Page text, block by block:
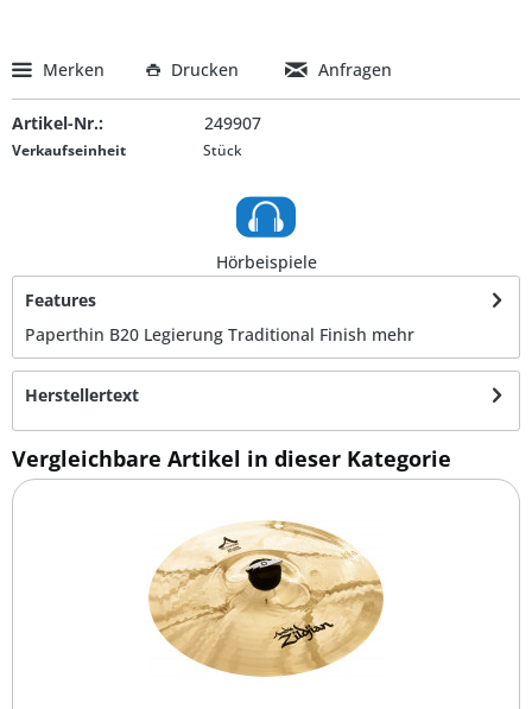
Merken Drucken Anfragen
Artikel-Nr.: 249907
Verkaufseinheit Stück
Hörbeispiele
Features
Paperthin B20 Legierung Traditional Finish mehr
Herstellertext
Vergleichbare Artikel in dieser Kategorie